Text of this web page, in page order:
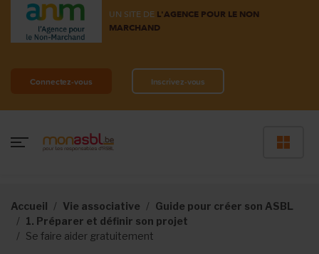
UN SITE DE L'AGENCE POUR LE NON
MARCHAND
Connectez-vous Inscrivez-vous
Accueil Vie associative
Guide pour créer son ASBL
1. Préparer et définir son projet
Se faire aider gratuitement